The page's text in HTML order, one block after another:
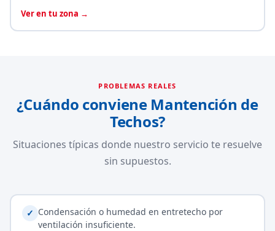
Ver en tu zona →
PROBLEMAS REALES
¿Cuándo conviene Mantención de
Techos?
Situaciones típicas donde nuestro servicio te resuelve
sin supuestos.
✓ Condensación o humedad en entretecho por
ventilación insuficiente.